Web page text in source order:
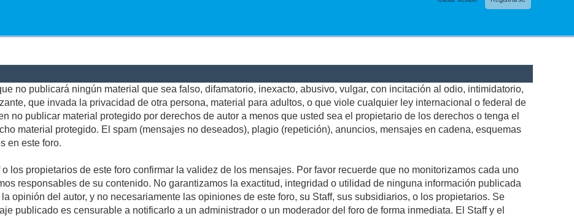
no publicará ningún material que sea falso, difamatorio, inexacto, abusivo, vulgar, con incitación al odio, intimidatorio,
que invada la privacidad de otra persona, material para adultos, o que viole cualquier ley internacional o federal de
no publicar material protegido por derechos de autor a menos que usted sea el propietario de los derechos o tenga el
material protegido. El spam (mensajes no deseados), plagio (repetición), anuncios, mensajes en cadena, esquemas
en este foro.
los propietarios de este foro confirmar la validez de los mensajes. Por favor recuerde que no monitorizamos cada uno
responsables de su contenido. No garantizamos la exactitud, integridad o utilidad de ninguna información publicada
opinión del autor, y no necesariamente las opiniones de este foro, su Staff, sus subsidiarios, o los propietarios. Se
publicado es censurable a notificarlo a un administrador o un moderador del foro de forma inmediata. El Staff y el